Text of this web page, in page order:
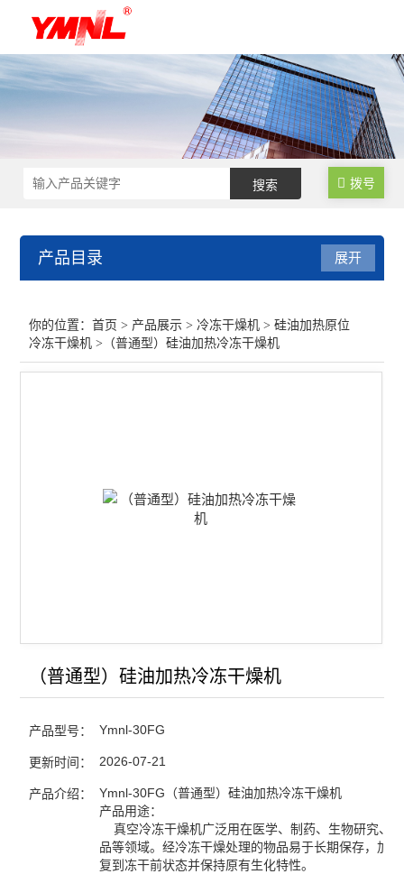
拨号
产品目录
10N台式度冷冻干燥机
电加热系列冷冻干燥机
展开
你的位置：首页 > 产品展示 > 冷冻干燥机 >硅油加热原位
冷冻干燥机 >（普通型）硅油加热冷冻干燥机
（普通型）硅油加热冷冻干燥机
产品型号： Ymnl-30FG
更新时间： 2026-07-21
产品介绍：
Ymnl-30FG（普通型）硅油加热冷冻干燥机
产品用途：
真空冷冻干燥机广泛用在医学、制药、生物研究、
品等领域。经冷冻干燥处理的物品易于长期保存，加
复到冻干前状态并保持原有生化特性。